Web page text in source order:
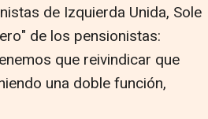
de Izquierda Unida, Sole
de los pensionistas:
que reivindicar que
una doble función,